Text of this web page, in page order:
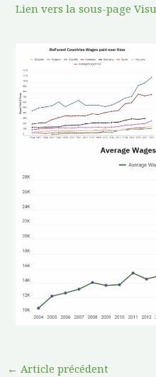
Lien vers la sous-page
← Article précédent